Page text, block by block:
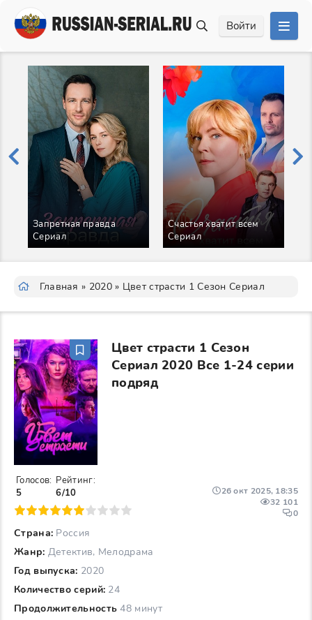
Войти
Запретная правда
Сериал
Счастья хватит всем
Сериал
Главная » 2020» Цвет страсти 1 Сезон Сериал
Цвет страсти 1 Сезон
Сериал 2020 Все 1-24 серии
подряд
Страна: Россия
Жанр: Детектив, Мелодрама
Год выпуска: 2020
Количество серий: 24
Продолжительность 48 минут
26 окт 2025, 18:35
32 101
0
Голосов:
5
Рейтинг:
6/10
7 8 9 10